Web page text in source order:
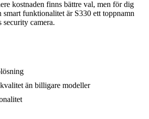
kostnaden finns bättre val, men för dig
funktionalitet är S330 ett toppnamn
security camera.
än billigare modeller